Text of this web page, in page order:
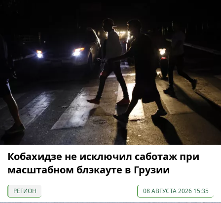
Кобахидзе не исключил саботаж при
масштабном блэкауте в Грузии
РЕГИОН 08 АВГУСТА 2026 15:35